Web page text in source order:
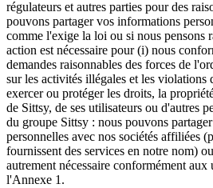
régulateurs et autres parties pour des
pouvons partager vos informations
comme l'exige la loi ou si nous pensons
action est nécessaire pour (i) nous
demandes raisonnables des forces de
sur les activités illégales et les violations
exercer ou protéger les droits, la
de Sittsy, de ses utilisateurs ou d'autres
du groupe Sittsy : nous pouvons
personnelles avec nos sociétés affiliées
fournissent des services en notre nom)
autrement nécessaire conformément aux
l'Annexe 1.